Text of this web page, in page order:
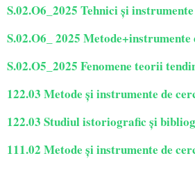
S.02.O6_2025 Tehnici și
S.02.O6_ 2025
S.02.O5_2025 Fenomene teorii
122.03 Metode și instrumente de
122.03 Studiul istoriografic și
111.02 Metode și instrumente de